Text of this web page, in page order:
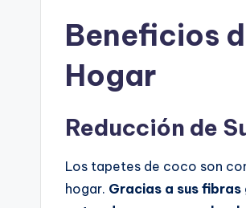
Beneficios
Hogar
Reducción de
Los tapetes de coco son
hogar. Gracias a sus